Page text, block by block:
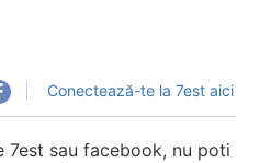
Conectează-te la 7est aici
7est sau facebook, nu poti